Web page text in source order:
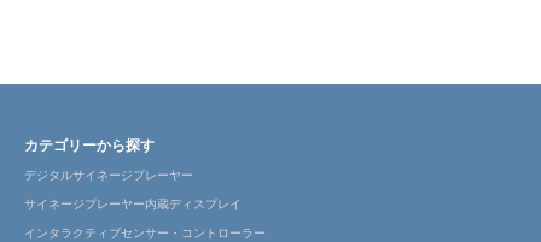
カテゴリーから探す
デジタルサイネージプレーヤー
サイネージプレーヤー内蔵ディスプレイ
インタラクティブセンサー・コントローラー